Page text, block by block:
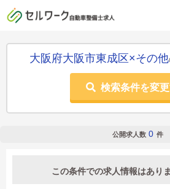
大阪府大阪市東成区×その他
検索条件を変
公開求人数 0 件
この条件での求人情報はあり